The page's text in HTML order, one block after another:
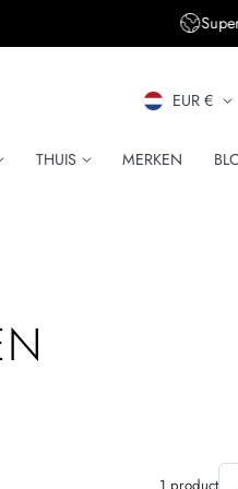
THUIS MERKEN
L
A
EUR €